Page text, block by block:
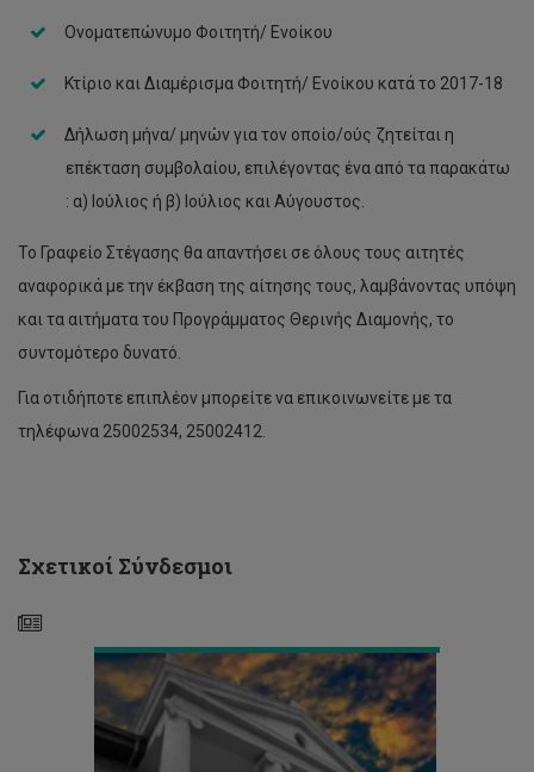
Ονοματεπώνυμο Φοιτητή/ Ενοίκου
Κτίριο και Διαμέρισμα Φοιτητή/ Ενοίκου κατά το 2017-18
Δήλωση μήνα/ μηνών για τον οποίο/ούς ζητείται η
επέκταση συμβολαίου, επιλέγοντας ένα από τα παρακάτω
: α) Ιούλιος ή β) Ιούλιος και Αύγουστος.
Το Γραφείο Στέγασης θα απαντήσει σε όλους τους αιτητές
αναφορικά με την έκβαση της αίτησης τους, λαμβάνοντας υπόψη
και τα αιτήματα του Προγράμματος Θερινής Διαμονής, το
συντομότερο δυνατό.
Για οτιδήποτε επιπλέον μπορείτε να επικοινωνείτε με τα
τηλέφωνα 25002534, 25002412.
Σχετικοί Σύνδεσμοι
στις
φοιτητικές